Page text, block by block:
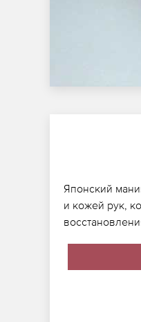
Японский
и кожей рук,